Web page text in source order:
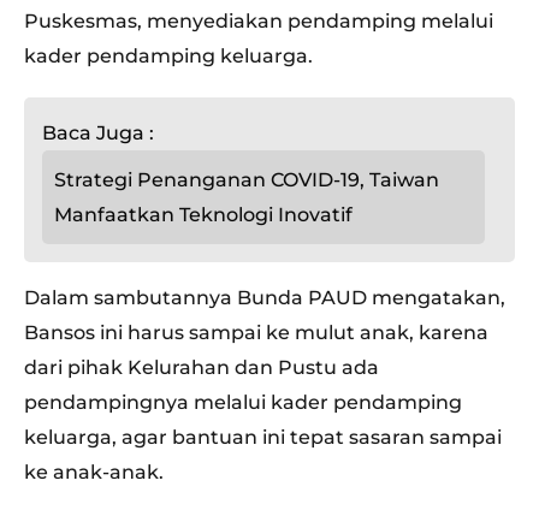
Puskesmas, menyediakan pendamping melalui
kader pendamping keluarga.
Baca Juga :
Strategi Penanganan COVID-19, Taiwan
Manfaatkan Teknologi Inovatif
Dalam sambutannya Bunda PAUD mengatakan,
Bansos ini harus sampai ke mulut anak, karena
dari pihak Kelurahan dan Pustu ada
pendampingnya melalui kader pendamping
keluarga, agar bantuan ini tepat sasaran sampai
ke anak-anak.